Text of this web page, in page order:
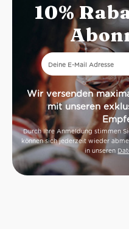
10%
Wir versenden
mit unseren
Durch Ihre Anmeldung stimmen
können sich jederzeit wieder
in unseren